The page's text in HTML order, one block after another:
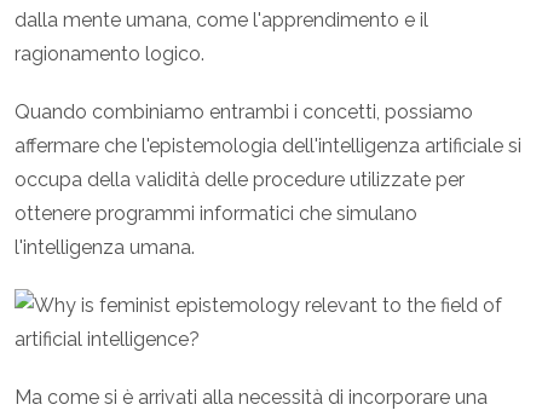
dalla mente umana, come l'apprendimento e il
ragionamento logico.
Quando combiniamo entrambi i concetti, possiamo
affermare che l'epistemologia dell'intelligenza artificiale si
occupa della validità delle procedure utilizzate per
ottenere programmi informatici che simulano
l'intelligenza umana.
Ma come si è arrivati alla necessità di incorporare una